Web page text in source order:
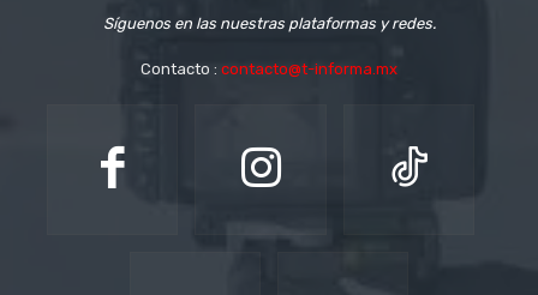
Síguenos en las nuestras plataformas y redes.
Contacto : contacto@t-informa.mx